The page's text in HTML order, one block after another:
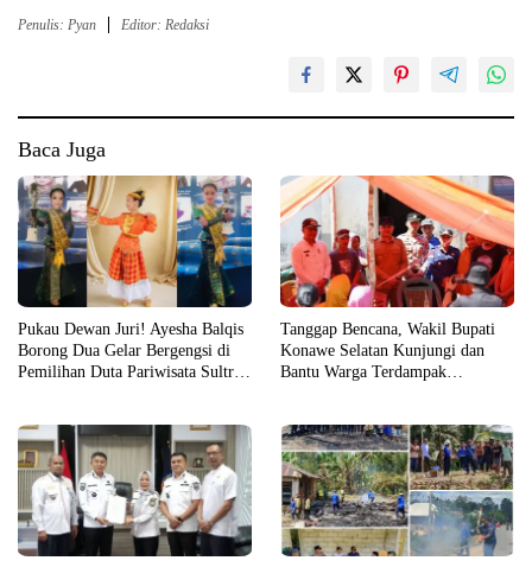
Penulis: Pyan Editor: Redaksi
Baca Juga
Pukau Dewan Juri! Ayesha Balqis
Borong Dua Gelar Bergengsi di
Pemilihan Duta Pariwisata Sultra
Tanggap Bencana, Wakil Bupati
Konawe Selatan Kunjungi dan
Bantu Warga Terdampak